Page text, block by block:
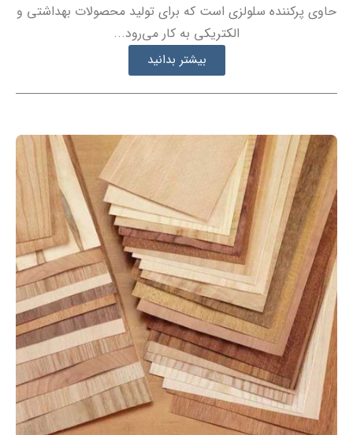
حاوی پرکننده سلولزی است که برای تولید محصولات بهداشتی و
الکتریکی به کار می‌رود...
بیشتر بدانید